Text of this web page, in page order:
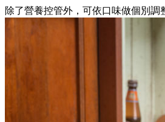
除了營養控管外，可依口味做個別調